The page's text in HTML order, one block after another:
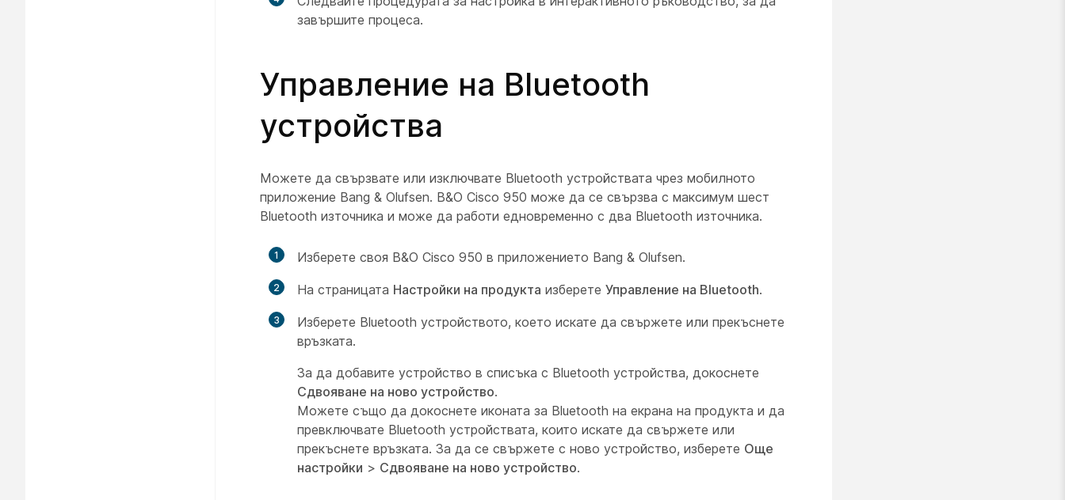
завършите процеса.
Управление на Bluetooth
устройства
Можете да свързвате или изключвате Bluetooth устройствата чрез мобилното
приложение Bang & Olufsen. B&O Cisco 950 може да се свързва с максимум шест
Bluetooth източника и може да работи едновременно с два Bluetooth източника.
1 Изберете своя B&O Cisco 950 в приложението Bang & Olufsen.
2 На страницата Настройки на продукта изберете Управление на Bluetooth.
3
Изберете Bluetooth устройството, което искате да свържете или прекъснете
връзката.
За да добавите устройство в списъка с Bluetooth устройства, докоснете
Сдвояване на ново устройство.
Можете също да докоснете иконата за Bluetooth на екрана на продукта и да
превключвате Bluetooth устройствата, които искате да свържете или
прекъснете връзката. За да се свържете с ново устройство, изберете Още
настройки > Сдвояване на ново устройство.